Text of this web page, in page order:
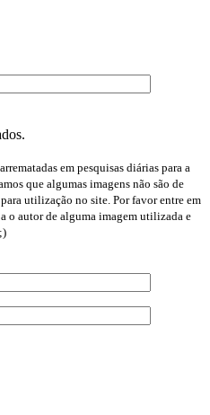
em pesquisas diárias para a
que algumas imagens não são de
utilização no site. Por favor entre em
o autor de alguma imagem utilizada e